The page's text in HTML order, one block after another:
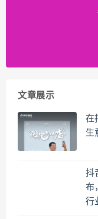
文章展示
在
生
抖
布
行